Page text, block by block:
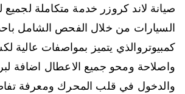
صيانة لاند كروزر خدمة متكاملة لجميع
السيارات من خلال الفحص الشامل
كمبيوتروالذي يتميز بمواصفات عالية
واصلاحة ومحو جميع الاعطال اضافة
والدخول في قلب المحرك ومعرفة